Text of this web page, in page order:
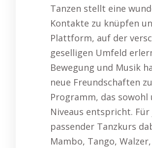
Tanzen stellt eine
Kontakte zu knüpfen
Plattform, auf der
geselligen Umfeld
Bewegung und Musik
neue Freundschaften
Programm, das
Niveaus entspricht.
passender Tanzkurs
Mambo, Tango,